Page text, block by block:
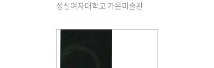
성신여자대학교 가온미술관